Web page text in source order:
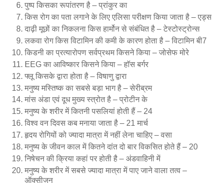
पुष्प किसका रूपांतरण है – प्रांकुर का
किस रोग का पता लगाने के लिए एलिसा परीक्षण किया जाता है – एड्स
दाढ़ी मूछों का निकलना किस हार्मोन से संबंधित है – टेस्टोस्ट्रोन्स
लकवा रोग किस विटामिन की कमी के कारण होता है – विटामिन बी7
किडनी का प्रत्यारोपण सर्वप्रथम किसने किया – जोसेफ मोरे
EEG का आविष्कार किसने किया – हॉस बर्गर
फ्लू किसके द्वारा होता है – विषाणु द्वारा
मनुष्य मस्तिष्क का सबसे बड़ा भाग है – सेरीब्रम
मांस अंडा एवं दूध मुख्य स्त्रोत है – प्रोटीन के
मनुष्य के शरीर में कितनी पसलियां होती हैं – 24
विश्व वन दिवस कब मनाया जाता है – 21 मार्च
हृदय रोगियों को ज्यादा मात्रा में नहीं लेना चाहिए – वसा
मनुष्य के जीवन काल में कितने दांत दो बार विकसित होते हैं – 20
निषेचन की क्रिया कहां पर होती है – अंडवाहिनी में
मनुष्य के शरीर में सबसे ज्यादा मात्रा में पाए जाने वाला तत्व –
ऑक्सीजन